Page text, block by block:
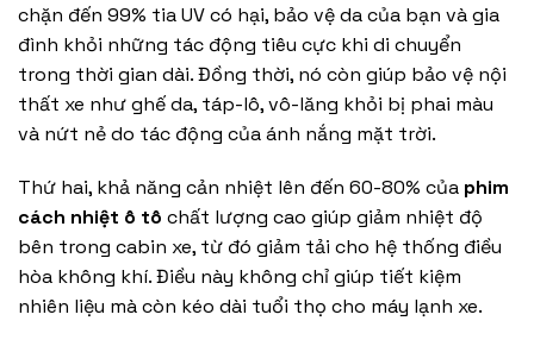
chặn đến 99% tia UV có hại, bảo vệ da của bạn và gia
đình khỏi những tác động tiêu cực khi di chuyển
trong thời gian dài. Đồng thời, nó còn giúp bảo vệ nội
thất xe như ghế da, táp-lô, vô-lăng khỏi bị phai màu
và nứt nẻ do tác động của ánh nắng mặt trời.
Thứ hai, khả năng cản nhiệt lên đến 60-80% của phim
cách nhiệt ô tô chất lượng cao giúp giảm nhiệt độ
bên trong cabin xe, từ đó giảm tải cho hệ thống điều
hòa không khí. Điều này không chỉ giúp tiết kiệm
nhiên liệu mà còn kéo dài tuổi thọ cho máy lạnh xe.